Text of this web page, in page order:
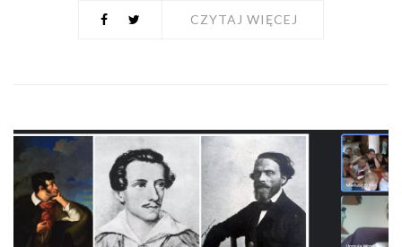
CZYTAJ WIĘCEJ